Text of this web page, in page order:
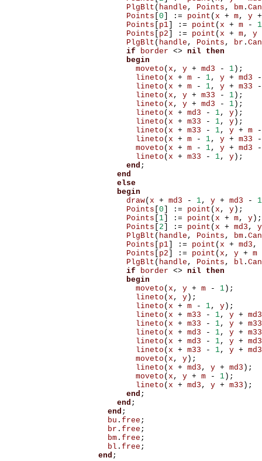
PlgBlt ( handle , Points , bm.
Points 0 := point ( x + m, y +
Points
p1] := point ( x + m -
1
Points
p2 := point ( x + m, y
PlgBlt ( handle , Points , br .
if
border <> nil
then
begin
moveto ( x , y + md3 - 1);
lineto ( x + m - 1, y + md3
-
lineto ( x + m - 1, y + m33
-
lineto ( x , y + m33 - 1);
lineto ( x , y + md3 - 1);
lineto ( x + md3 - 1, y);
lineto ( x + m33 - 1, y);
lineto ( x + m33 - 1, y + m
-
lineto ( x + m - 1, y + m33
-
moveto ( x + m - 1, y + md3
-
lineto ( x + m33 - 1, y);
end ;
end
else
begin
draw( x + md3 - 1, y + md3 - 1
Points 0 := point ( x , y);
Points
1] := point ( x + m, y);
Points
2 := point ( x + md3 ,
y
PlgBlt ( handle , Points , bm.
Points
p1] := point ( x + md3 ,
Points
p2 := point ( x , y + m
PlgBlt ( handle , Points , bl .
if
border <> nil
then
begin
moveto ( x , y + m - 1);
lineto ( x , y);
lineto ( x + m - 1, y);
lineto ( x + m33 - 1, y + md3
lineto ( x + m33 - 1, y + m33
lineto ( x + md3 - 1, y + m33
lineto ( x + md3 - 1, y + md3
lineto ( x + m33 - 1, y + md3
moveto ( x , y);
lineto ( x + md3 , y + md3 );
moveto ( x , y + m - 1);
lineto ( x + md3 , y + m33 );
end ;
end ;
end ;
bu . free ;
br . free ;
bm. free ;
bl . free ;
end ;